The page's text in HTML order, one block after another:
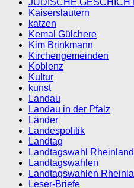
Kaiserslautern
katzen
Kemal Gülchere
Kim Brinkmann
Kirchengemeinden
Koblenz
Kultur
kunst
Landau
Landau in der Pfalz
Länder
Landespolitik
Landtag
Landtagswahl
Landtagswahlen
Landtagswahlen
Leser-Briefe